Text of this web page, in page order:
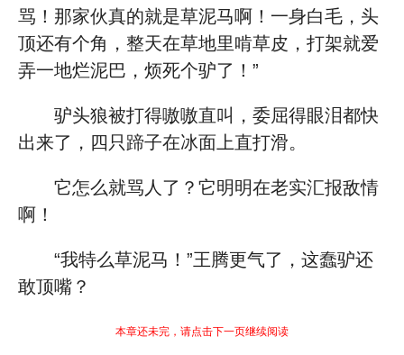
骂！那家伙真的就是草泥马啊！一身白毛，头
顶还有个角，整天在草地里啃草皮，打架就爱
弄一地烂泥巴，烦死个驴了！”
驴头狼被打得嗷嗷直叫，委屈得眼泪都快
出来了，四只蹄子在冰面上直打滑。
它怎么就骂人了？它明明在老实汇报敌情
啊！
“我特么草泥马！”王腾更气了，这蠢驴还
敢顶嘴？
本章还未完，请点击下一页继续阅读